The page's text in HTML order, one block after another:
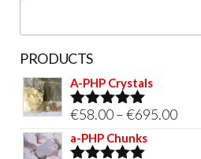
PRODUCTS
A-PHP Crystals
Rated5.00
out of 5
€58.00–€695.00Price
a-PHP Chunks